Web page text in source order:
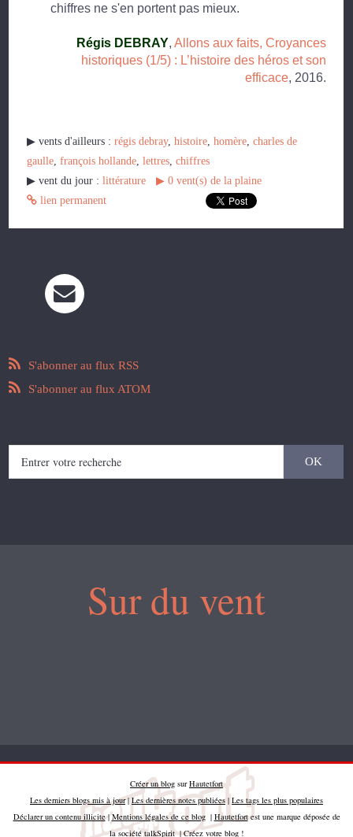
chiffres ne s'en portent pas mieux.
Régis DEBRAY, Allons aux faits, Croyances
historiques (1/5) : L’histoire des héros et son
efficace, 2016.
▶︎ vents d'ailleurs :régis debray,histoire ,homère ,charles de
gaulle ,françois hollande ,lettres ,chiffres
▶︎ vent du jour :littérature ▶︎ 0 vent(s) de la plaine
lien permanent
S'abonner au flux RSS
S'abonner au flux ATOM
Sur du vent
Créer un blog surHautetfort
Les derniers blogs mis à jour|Les dernières notes publiées| Les tags les plus populaires
Déclarer un contenu illicite|Mentions légales de ce blog| Hautetfortest une marque déposée de
la société talkSpirit | Créez votre blog !